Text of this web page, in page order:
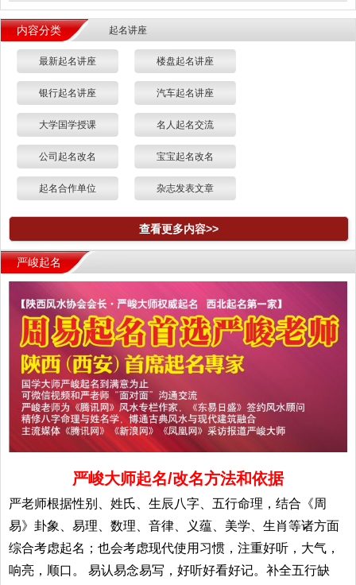
内容分类 起名讲座
最新起名讲座 楼盘起名讲座
银行起名讲座 汽车起名讲座
大学国学授课 名人起名交流
公司起名改名 宝宝起名改名
起名合作单位 杂志发表文章
查看更多内容>>
严峻起名
严峻大师起名/改名方法和依据
严老师根据性别、姓氏、生辰八字、五行命理，结合《周
易》卦象、易理、数理、音律、义蕴、美学、生肖等诸方面
综合考虑起名；也会考虑现代使用习惯，注重好听，大气，
响亮，顺口。 易认易念易写，好听好看好记。补全五行缺